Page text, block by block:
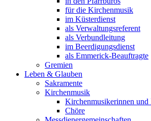
für die Kirchenmusik
im Küsterdienst
als Verwaltungsreferent
als Verbundleitung
im Beerdigungsdienst
als Emmerick-Beauftragte
Gremien
Leben & Glauben
Sakramente
Kirchenmusik
Kirchenmusikerinnen
Chöre